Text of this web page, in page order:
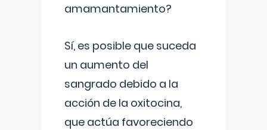
amamantamiento?
Sí, es posible que suceda
un aumento del
sangrado debido a la
acción de la oxitocina,
que actúa favoreciendo